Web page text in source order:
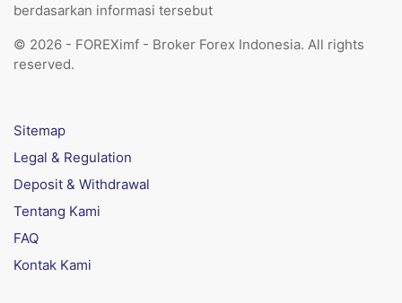
berdasarkan informasi tersebut
© 2026 - FOREXimf - Broker Forex Indonesia. All rights
reserved.
Sitemap
Legal & Regulation
Deposit & Withdrawal
Tentang Kami
FAQ
Kontak Kami